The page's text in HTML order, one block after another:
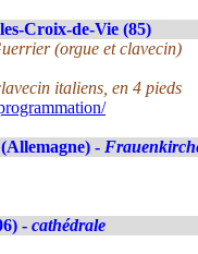
Croix-de-Vie (85)
(orgue et clavecin)
italiens, en 4 pieds
-
- cathédrale